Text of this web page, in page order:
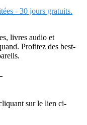
- 30 jours gratuits.
livres audio et
Profitez des best-
sur le lien ci-